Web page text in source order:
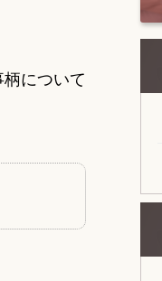
について